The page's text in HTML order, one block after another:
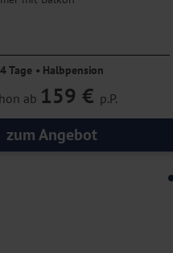
4 Tage • Halbpension
ab 159 € p.P.
zum Angebot